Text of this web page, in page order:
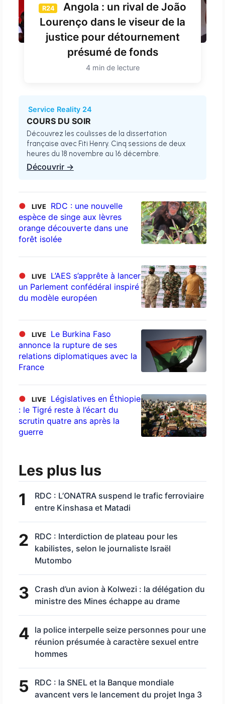
R24
Angola : un rival de João
Lourenço dans le viseur de la
justice pour détournement
présumé de fonds
4 min de lecture
Service Reality 24
COURS DU SOIR
Découvrez les coulisses de la dissertation
française avec Fiti Henry. Cinq sessions de deux
heures du 18 novembre au 16 décembre.
Découvrir →
● LIVE
RDC : une nouvelle
espèce de singe aux lèvres
orange découverte dans une
forêt isolée
● LIVE
L’AES s’apprête à lancer
un Parlement confédéral inspiré
du modèle européen
● LIVE
Le Burkina Faso
annonce la rupture de ses
relations diplomatiques avec la
France
● LIVE
Législatives en Éthiopie
: le Tigré reste à l’écart du
scrutin quatre ans après la
guerre
Les plus lus
1
RDC : L’ONATRA suspend le trafic ferroviaire
entre Kinshasa et Matadi
2
RDC : Interdiction de plateau pour les
kabilistes, selon le journaliste Israël
Mutombo
3
Crash d’un avion à Kolwezi : la délégation du
ministre des Mines échappe au drame
4 la police interpelle seize personnes pour une
réunion présumée à caractère sexuel entre
hommes
5
RDC : la SNEL et la Banque mondiale
avancent vers le lancement du projet Inga 3